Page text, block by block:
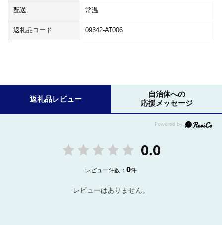
配送 常温
返礼品コード 09342-AT006
返礼品レビュー
自治体への
応援メッセージ
0.0
レビュー件数：0件
レビューはありません。